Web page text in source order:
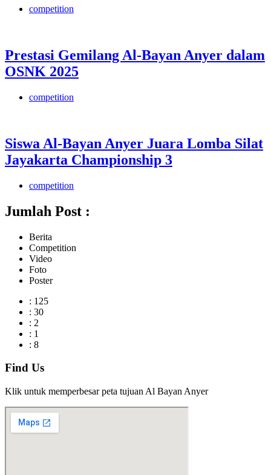
competition
Prestasi Gemilang Al-Bayan Anyer dalam
OSNK 2025
competition
Siswa Al-Bayan Anyer Juara Lomba Silat
Jayakarta Championship 3
competition
Jumlah Post :
Berita
Competition
Video
Foto
Poster
: 125
: 30
: 2
: 1
: 8
Find Us
Klik untuk memperbesar peta tujuan Al Bayan Anyer